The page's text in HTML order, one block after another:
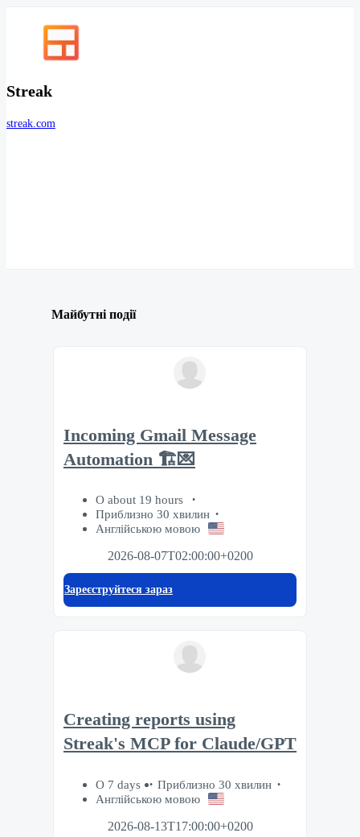
Streak
streak.com
Майбутні події
Incoming Gmail Message
Automation 🏗️💌
О about 19 hours
Приблизно 30 хвилин
Англійською мовою
2026-08-07T02:00:00+0200
Зареєструйтеся зараз
Creating reports using
Streak's MCP for Claude/GPT
О 7 days
Приблизно 30 хвилин
Англійською мовою
2026-08-13T17:00:00+0200